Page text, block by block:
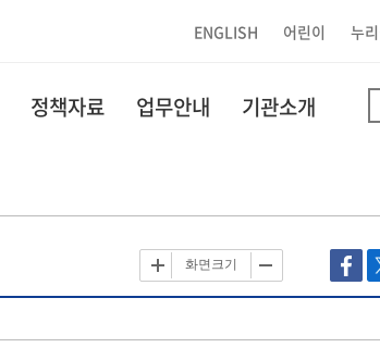
ENGLISH 어린이 누
정책자료 업무안내 기관소개
화면크기